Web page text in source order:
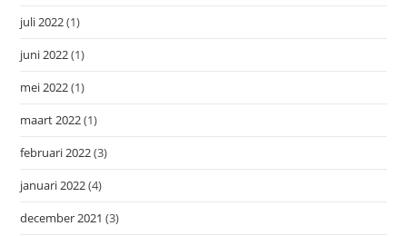
juli 2022(1)
juni 2022(1)
mei 2022(1)
maart 2022(1)
februari 2022(3)
januari 2022(4)
december 2021 (3)